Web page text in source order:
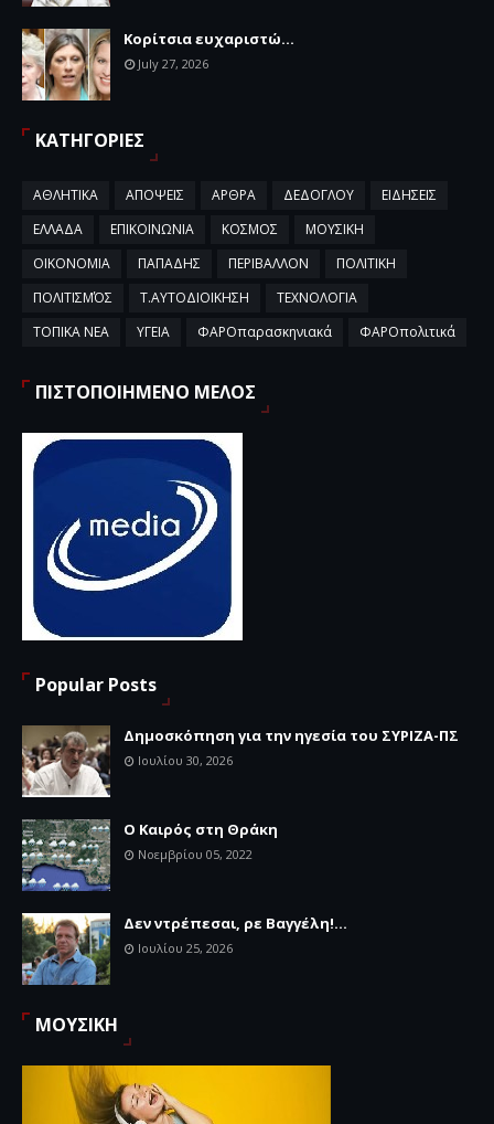
Κορίτσια ευχαριστώ...
July 27, 2026
ΚΑΤΗΓΟΡΙΕΣ
ΑΘΛΗΤΙΚΑ ΑΠΟΨΕΙΣ ΑΡΘΡΑ ΔΕΔΟΓΛΟΥ
ΕΙΔΗΣΕΙΣ
ΕΛΛΑΔΑ
ΕΠΙΚΟΙΝΩΝΙΑ ΚΟΣΜΟΣ
ΜΟΥΣΙΚΗ
ΟΙΚΟΝΟΜΙΑ
ΠΑΠΑΔΗΣ ΠΕΡΙΒΑΛΛΟΝ
ΠΟΛΙΤΙΚΗ
ΠΟΛΙΤΙΣΜΌΣ
Τ.ΑΥΤΟΔΙΟΙΚΗΣΗ
ΤΕΧΝΟΛΟΓΙΑ
ΤΟΠΙΚΑ ΝΕΑ
ΥΓΕΙΑ ΦΑΡΟπαρασκηνιακά ΦΑΡΟπολιτικά
ΠΙΣΤΟΠΟΙΗΜΕΝΟ ΜΕΛΟΣ
Popular Posts
Δημοσκόπηση για την ηγεσία του ΣΥΡΙΖΑ-ΠΣ
Ιουλίου 30, 2026
Ο Καιρός στη Θράκη
Νοεμβρίου 05, 2022
Δεν ντρέπεσαι, ρε Βαγγέλη!...
Ιουλίου 25, 2026
ΜΟΥΣΙΚΗ